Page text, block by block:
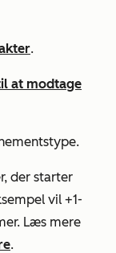
.
at modtage
der starter
vil +1-
Læs mere
.